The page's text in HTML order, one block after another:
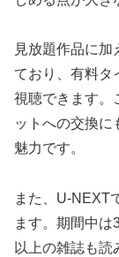
見放題作品に加
ており、有料タ
視聴できます。
ットへの交換に
魅力です。
また、U-NEXT
ます。期間中
以上の雑誌も